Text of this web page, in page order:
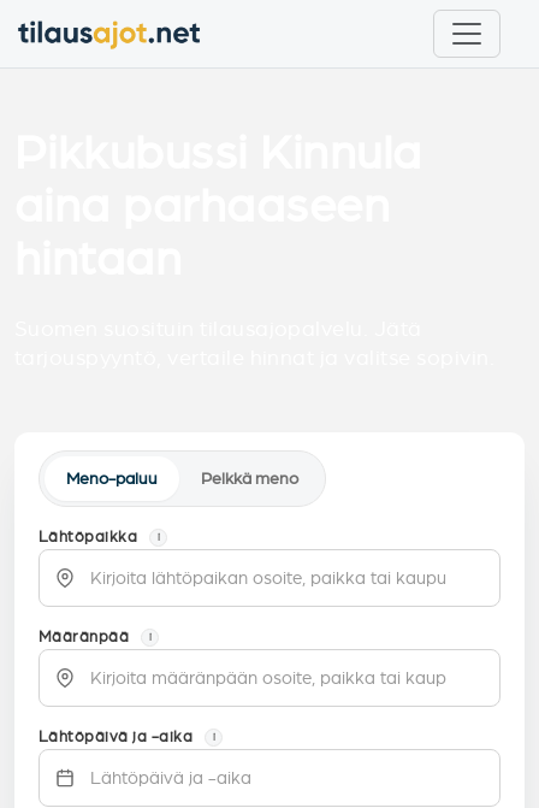
Meno-paluu Pelkkä meno
Lähtöpaikka i
Määränpää i
Lähtöpäivä ja -aika i